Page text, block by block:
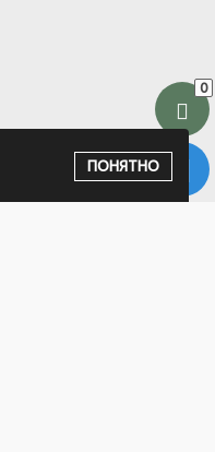
0
ПОНЯТНО